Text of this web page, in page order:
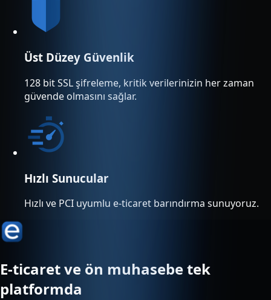
Üst Düzey Güvenlik
128 bit SSL şifreleme, kritik verilerinizin her zaman
güvende olmasını sağlar.
Hızlı Sunucular
Hızlı ve PCI uyumlu e-ticaret barındırma sunuyoruz.
E-ticaret ve ön muhasebe tek
platformda